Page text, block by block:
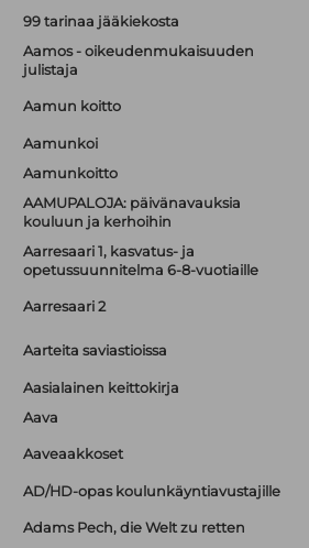
99 tarinaa jääkiekosta
Aamos - oikeudenmukaisuuden
julistaja
Aamun koitto
Aamunkoi
Aamunkoitto
AAMUPALOJA: päivänavauksia
kouluun ja kerhoihin
Aarresaari 1, kasvatus- ja
opetussuunnitelma 6-8-vuotiaille
Aarresaari 2
Aarteita saviastioissa
Aasialainen keittokirja
Aava
Aaveaakkoset
AD/HD-opas koulunkäyntiavustajille
Adams Pech, die Welt zu retten